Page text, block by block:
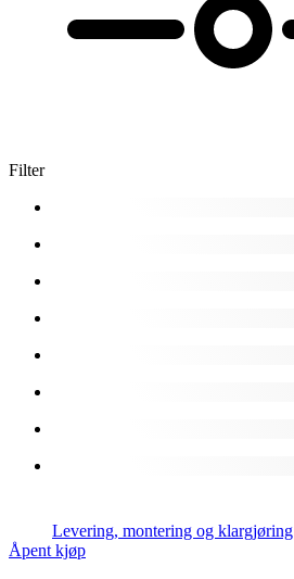
Filter
Levering, montering og klargjøring
Åpent kjøp